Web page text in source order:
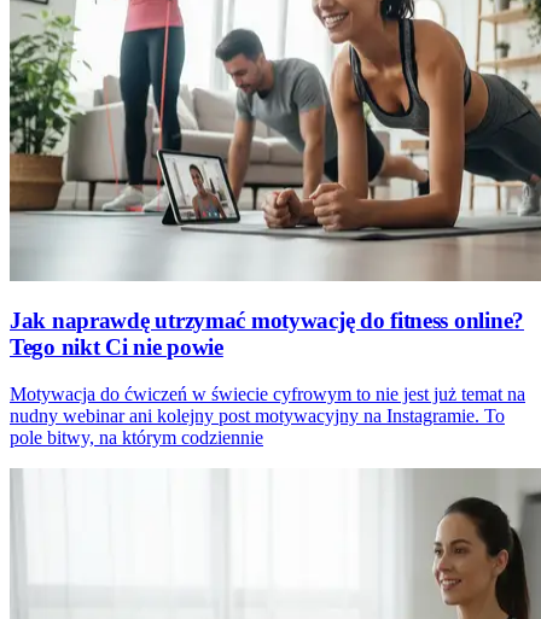
Jak naprawdę utrzymać motywację do fitness online?
Tego nikt Ci nie powie
Motywacja do ćwiczeń w świecie cyfrowym to nie jest już temat na
nudny webinar ani kolejny post motywacyjny na Instagramie. To
pole bitwy, na którym codziennie